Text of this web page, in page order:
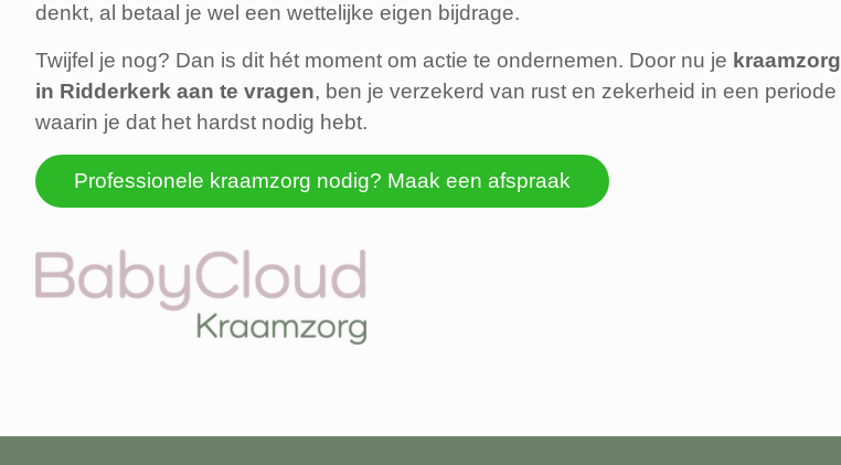
denkt, al betaal je wel een wettelijke eigen bijdrage.
Twijfel je nog? Dan is dit hét moment om actie te ondernemen. Door nu je kraamzorg
in Ridderkerk aan te vragen, ben je verzekerd van rust en zekerheid in een periode
waarin je dat het hardst nodig hebt.
Professionele kraamzorg nodig? Maak een afspraak